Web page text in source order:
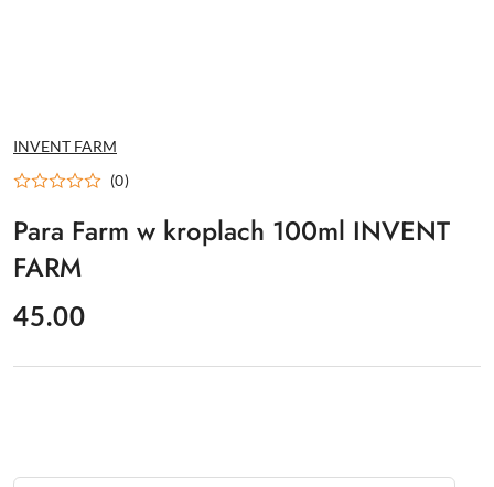
NAZWA
PRODUCENTA:
INVENT FARM
(0)
Para Farm w kroplach 100ml INVENT
FARM
cena:
45.00